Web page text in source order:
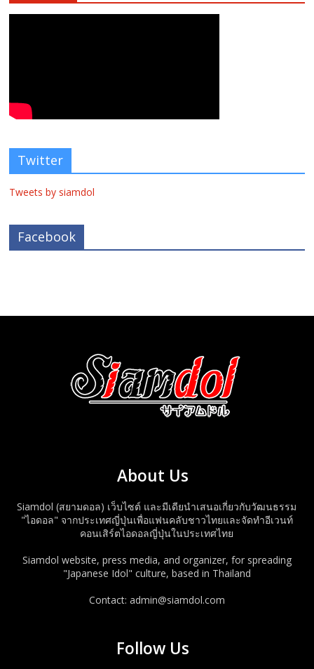
Twitter
Tweets by siamdol
Facebook
About Us
Siamdol (สยามดอล) เว็บไซต์ และมีเดียนำเสนอเกี่ยวกับวัฒนธรรม
"ไอดอล" จากประเทศญี่ปุ่นเพื่อแฟนคลับชาวไทยและจัดทำอีเวนท์
คอนเสิร์ตไอดอลญี่ปุ่นในประเทศไทย
Siamdol website, press media, and organizer, for spreading
"Japanese Idol" culture, based in Thailand
Contact: admin@siamdol.com
Follow Us